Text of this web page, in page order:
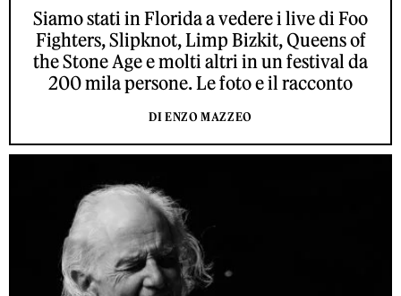
Siamo stati in Florida a vedere i live di Foo
Fighters, Slipknot, Limp Bizkit, Queens of
the Stone Age e molti altri in un festival da
200 mila persone. Le foto e il racconto
DI ENZO MAZZEO